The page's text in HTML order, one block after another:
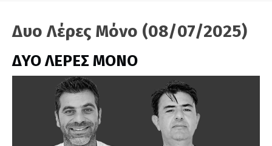
Δυο Λέρες Μόνο (08/07/2025)
ΔΥΟ ΛΕΡΕΣ ΜΟΝΟ